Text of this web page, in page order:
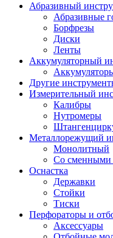
Абразивный
Абразивные
Борфрезы
Диски
Ленты
Аккумуляторный
Другие
Измерительный
Калибры
Нутромеры
Металлорежущий
Монолитный
Со сменными
Оснастка
Державки
Стойки
Тиски
Перфораторы и
Аксессуары